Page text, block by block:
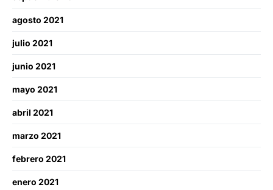
agosto 2021
julio 2021
junio 2021
mayo 2021
abril 2021
marzo 2021
febrero 2021
enero 2021